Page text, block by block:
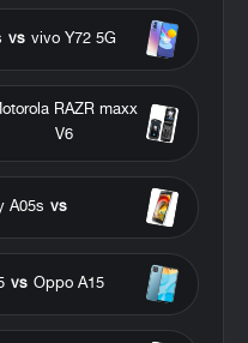
vivo Y72 5G
vs
RAZR maxx
V6
vs
A05s
Oppo A15
vs